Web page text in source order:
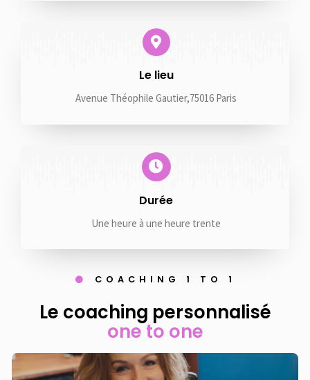
Le lieu
Avenue Théophile Gautier,75016 Paris
Durée
Une heure à une heure trente
COACHING 1 TO 1
Le coaching personnalisé
one to one